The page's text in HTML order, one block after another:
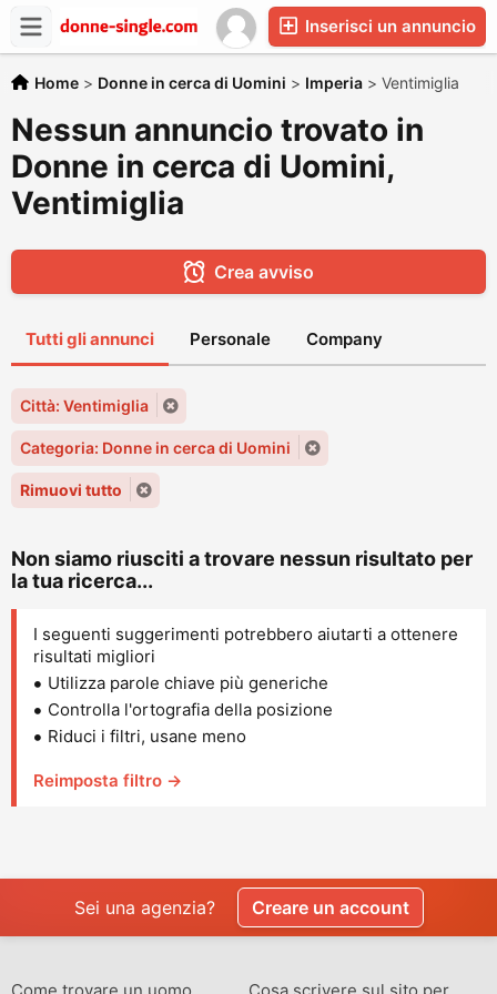
Inserisci un annuncio
Home > Donne in cerca di Uomini > Imperia > Ventimiglia
Nessun annuncio trovato in
Donne in cerca di Uomini,
Ventimiglia
Crea avviso
Tutti gli annunci Personale Company
Città: Ventimiglia
Categoria: Donne in cerca di Uomini
Rimuovi tutto
Non siamo riusciti a trovare nessun risultato per
la tua ricerca...
I seguenti suggerimenti potrebbero aiutarti a ottenere
risultati migliori
Utilizza parole chiave più generiche
Controlla l'ortografia della posizione
Riduci i filtri, usane meno
Reimposta filtro →
Sei una agenzia? Creare un account